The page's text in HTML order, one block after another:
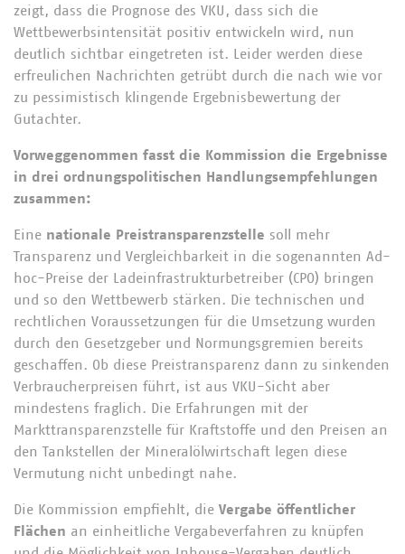
zeigt, dass die Prognose des VKU, dass sich die
Wettbewerbsintensität positiv entwickeln wird, nun
deutlich sichtbar eingetreten ist. Leider werden diese
erfreulichen Nachrichten getrübt durch die nach wie vor
zu pessimistisch klingende Ergebnisbewertung der
Gutachter.
Vorweggenommen fasst die Kommission die Ergebnisse
in drei ordnungspolitischen Handlungsempfehlungen
zusammen:
Eine nationale Preistransparenzstelle soll mehr
Transparenz und Vergleichbarkeit in die sogenannten Ad-
hoc-Preise der Ladeinfrastrukturbetreiber (CPO) bringen
und so den Wettbewerb stärken. Die technischen und
rechtlichen Voraussetzungen für die Umsetzung wurden
durch den Gesetzgeber und Normungsgremien bereits
geschaffen. Ob diese Preistransparenz dann zu sinkenden
Verbraucherpreisen führt, ist aus VKU-Sicht aber
mindestens fraglich. Die Erfahrungen mit der
Markttransparenzstelle für Kraftstoffe und den Preisen an
den Tankstellen der Mineralölwirtschaft legen diese
Vermutung nicht unbedingt nahe.
Die Kommission empfiehlt, die Vergabe öffentlicher
Flächen an einheitliche Vergabeverfahren zu knüpfen